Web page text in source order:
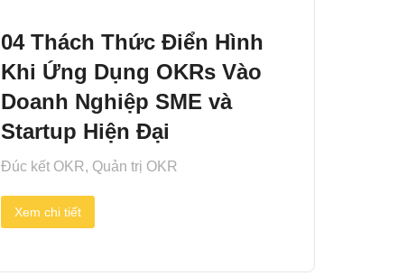
04 Thách Thức Điển Hình
Khi Ứng Dụng OKRs Vào
Doanh Nghiệp SME và
Startup Hiện Đại
Đúc kết OKR, Quản trị OKR
Xem chi tiết